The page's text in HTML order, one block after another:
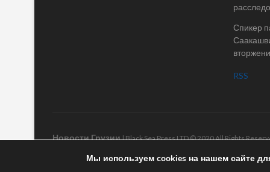
Спикер
RSS
Новости Грузии| Black Sea Press LTD © 2020 All Rights
Мы используем cookies на нашем сайте